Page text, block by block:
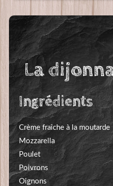
La
Ingrédients
Crème fraîche à la moutarde
Mozzarella
Poulet
Poivrons
Oignons